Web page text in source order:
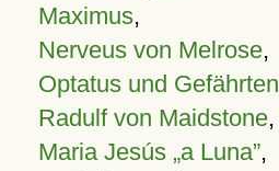
Maximus,
Nerveus von Melrose,
Optatus und Gefährten
Radulf von Maidstone,
Maria Jesús „a Luna”,